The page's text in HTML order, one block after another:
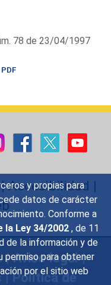
y propias para
datos de carácter
Conforme a
la Ley 34/2002 , de 11
de la información y de
permiso para obtener
por el sitio web
78 de 23/04/1997
PDF
Accesibilidad |
|Aviso legal|
|Política de